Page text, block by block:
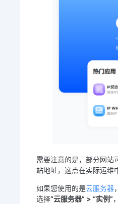
需要注意的是，部分网站
站地址，这点在实际运维
如果您使用的是云服务器
选择“云服务器” > “实例”